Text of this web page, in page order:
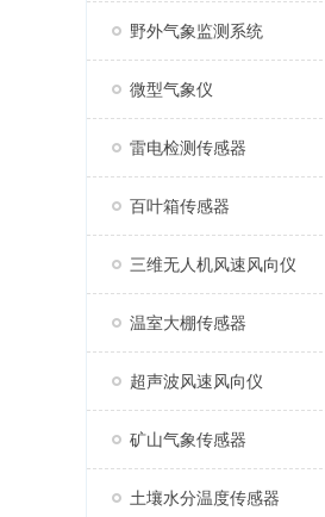
野外气象监测系统
微型气象仪
雷电检测传感器
百叶箱传感器
三维无人机风速风向仪
温室大棚传感器
超声波风速风向仪
矿山气象传感器
土壤水分温度传感器